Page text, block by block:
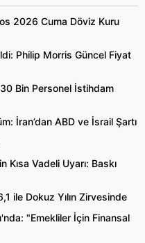
2026 Cuma Döviz Kuru
Philip Morris Güncel Fiyat
Bin Personel İstihdam
İran’dan ABD ve İsrail Şartı
Kısa Vadeli Uyarı: Baskı
ile Dokuz Yılın Zirvesinde
"Emekliler İçin Finansal